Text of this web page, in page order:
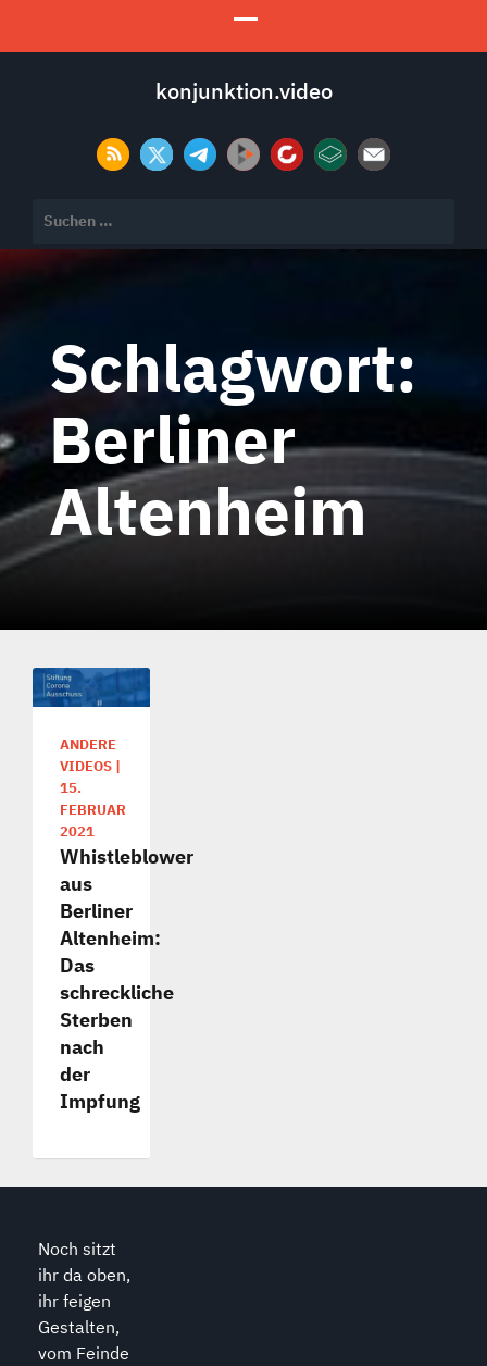
konjunktion.video
nach:
Schlagwort:
Berliner
Altenheim
ANDERE
VIDEOS |
15.
FEBRUAR
2021
Whistleblower
aus
Berliner
Altenheim:
Das
schreckliche
Sterben
nach
der
Impfung
Noch sitzt
ihr da oben,
ihr feigen
Gestalten,
vom Feinde